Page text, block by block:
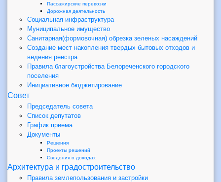
Пассажирские перевозки
Дорожная деятельность
Социальная инфраструктура
Муниципальное имущество
Санитарная(формовочная) обрезка зеленых насаждений
Создание мест накопления твердых бытовых отходов и
ведения реестра
Правила благоустройства Белореченского городского
поселения
Инициативное бюджетирование
Совет
Председатель совета
Список депутатов
График приема
Документы
Решения
Проекты решений
Сведения о доходах
Архитектура и градостроительство
Правила землепользования и застройки